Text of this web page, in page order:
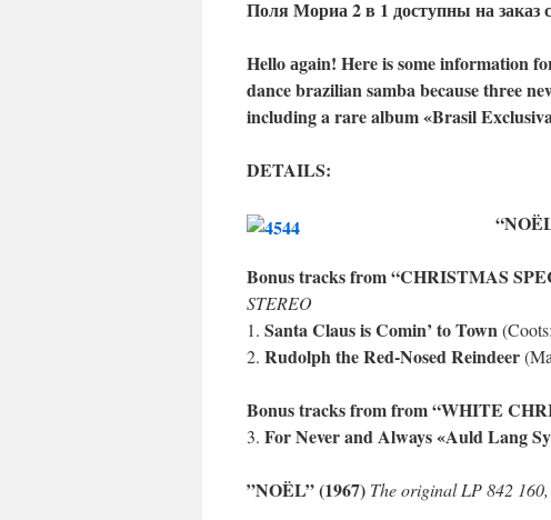
Поля Мориа 2 в 1 доступны на заказ
Hello аgain! Here is some information
dance brazilian samba because three
including a rare album «Brasil
DETAILS:
Bonus tracks from “CHRISTMAS
STEREO
1. Santa Claus is Comin’ to Town
2. Rudolph the Red-Nosed Reindeer
Bonus tracks from from “WHITE
3. For Never and Always «Auld Lang
”NOËL” (1967) The original LP 842